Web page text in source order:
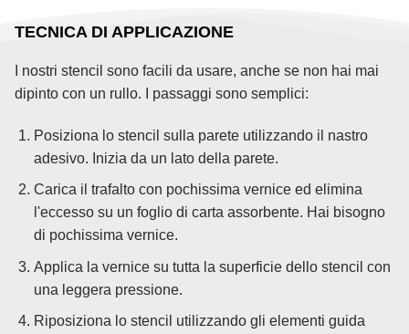
TECNICA DI APPLICAZIONE
I nostri stencil sono facili da usare, anche se non hai mai
dipinto con un rullo. I passaggi sono semplici:
Posiziona lo stencil sulla parete utilizzando il nastro
adesivo. Inizia da un lato della parete.
Carica il trafalto con pochissima vernice ed elimina
l'eccesso su un foglio di carta assorbente. Hai bisogno
di pochissima vernice.
Applica la vernice su tutta la superficie dello stencil con
una leggera pressione.
Riposiziona lo stencil utilizzando gli elementi guida